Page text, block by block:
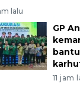
lalu
GP
11 jam